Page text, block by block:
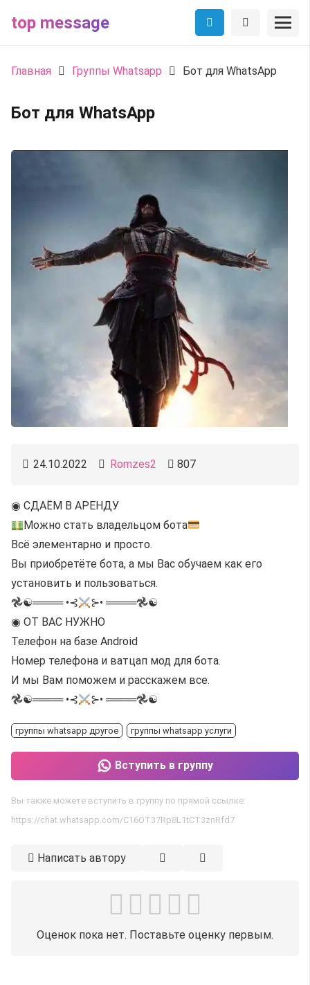
top message
Главная Группы Whatsapp Бот для WhatsApp
Бот для WhatsApp
24.10.2022 Romzes2 807
◉ СДАЁМ В АРЕНДУ
Можно стать владельцом бота
Всё элементарно и просто.
Вы приобретёте бота, а мы Вас обучаем как его
установить и пользоваться.
𖣘☯︎════ •⊰
⊱• ════𖣘☯︎
◉ ОТ ВАС НУЖНО
Телефон на базе Android
Номер телефона и ватцап мод для бота.
И мы Вам поможем и расскажем все.
𖣘☯︎════ •⊰
⊱• ════𖣘☯︎
группы whatsapp другое группы whatsapp услуги
Вступить в группу
Вы также можете вступить в группу по прямой ссылке:
https://chat.whatsapp.com/C16OT37Rp8L1tCT3znRfd7
Написать автору
Оценок пока нет. Поставьте оценку первым.